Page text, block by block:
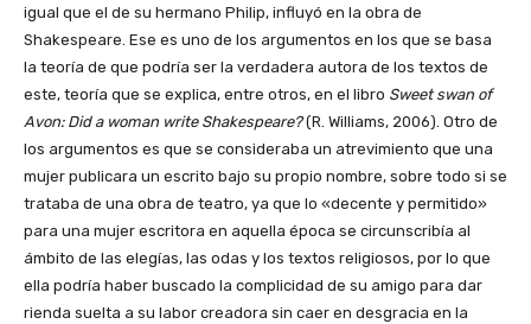
igual que el de su hermano Philip, influyó en la obra de
Shakespeare. Ese es uno de los argumentos en los que se basa
la teoría de que podría ser la verdadera autora de los textos de
este, teoría que se explica, entre otros, en el libro Sweet swan of
Avon: Did a woman write Shakespeare?(R. Williams, 2006). Otro de
los argumentos es que se consideraba un atrevimiento que una
mujer publicara un escrito bajo su propio nombre, sobre todo si se
trataba de una obra de teatro, ya que lo «decente y permitido»
para una mujer escritora en aquella época se circunscribía al
ámbito de las elegías, las odas y los textos religiosos, por lo que
ella podría haber buscado la complicidad de su amigo para dar
rienda suelta a su labor creadora sin caer en desgracia en la